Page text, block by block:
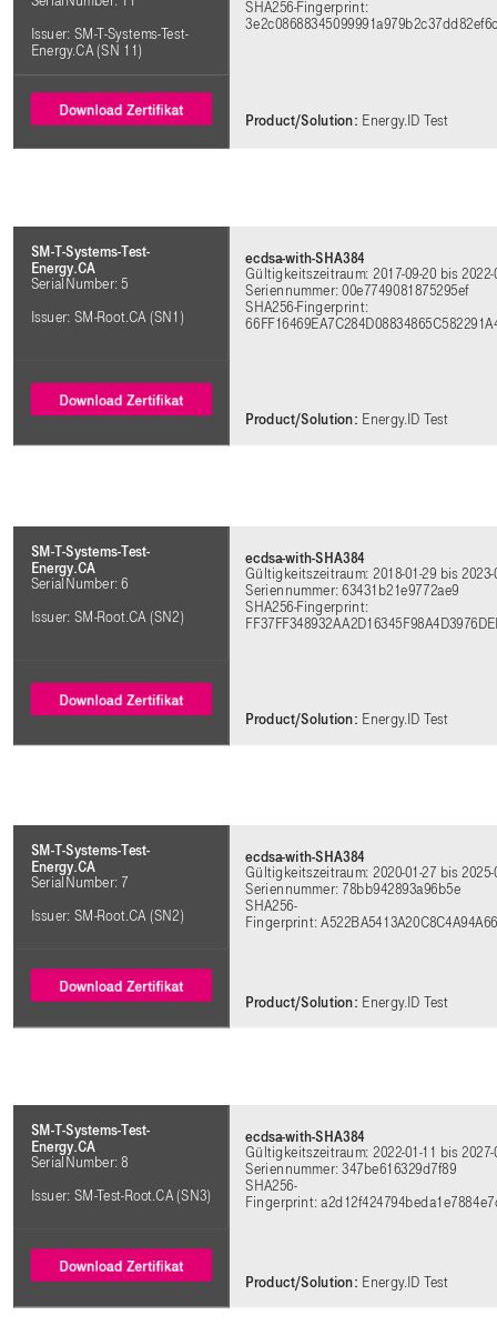
Issuer: SM-T-Systems-Test-
Energy.CA (SN 11)
SHA256-Fingerprint:
Product/Solution: Energy.ID Test
SM-T-Systems-Test-
Energy.CA
SerialNumber: 5
Issuer: SM-Root.CA (SN1)
ecdsa-with-SHA384
Gültigkeitszeitraum: 2017-09-20 bis 2022-
Seriennummer: 00e7749081875295ef
SHA256-Fingerprint:
Product/Solution: Energy.ID Test
SM-T-Systems-Test-
Energy.CA
SerialNumber: 6
Issuer: SM-Root.CA (SN2)
ecdsa-with-SHA384
Gültigkeitszeitraum: 2018-01-29 bis 2023-
Seriennummer: 63431b21e9772ae9
SHA256-Fingerprint:
Product/Solution: Energy.ID Test
SM-T-Systems-Test-
Energy.CA
SerialNumber: 7
Issuer: SM-Root.CA (SN2)
ecdsa-with-SHA384
Gültigkeitszeitraum: 2020-01-27 bis 2025-
Seriennummer: 78bb942893a96b5e
SHA256-
Fingerprint:
Product/Solution: Energy.ID Test
SM-T-Systems-Test-
Energy.CA
SerialNumber: 8
Issuer: SM-Test-Root.CA (SN3)
ecdsa-with-SHA384
Gültigkeitszeitraum: 2022-01-11 bis 2027-
Seriennummer: 347be616329d7f89
SHA256-
Fingerprint:
Product/Solution: Energy.ID Test